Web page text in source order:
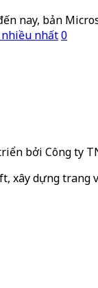
nay, bản
nhất0
bởi Công ty
xây dựng trang